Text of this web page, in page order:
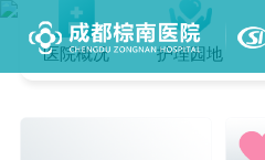
医院概况 护理园地